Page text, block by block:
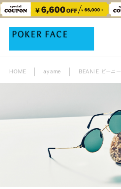
HOME ayame BEANIE ビーニー